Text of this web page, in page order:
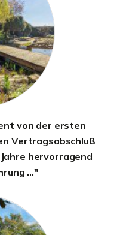
von der ersten
Vertragsabschluß
hervorragend
..."